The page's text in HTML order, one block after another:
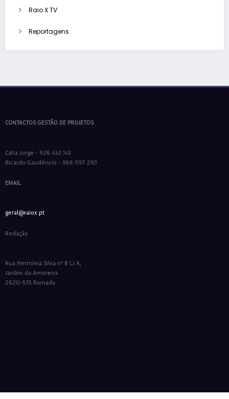
Raio X TV
Reportagens
CONTACTOS GESTÃO DE PROJETOS
Cátia Jorge - 926 432 143
Ricardo Gaudêncio - 966 097 293
EMAIL
geral@raiox.pt
Redação
Rua Hermínia Silva nº 8 LJ A,
Jardim da Amoreira
2620-535 Ramada